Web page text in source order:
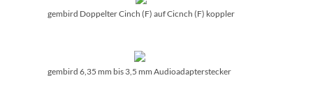
gembird Doppelter Cinch (F) auf Cicnch (F) koppler
gembird 6,35 mm bis 3,5 mm Audioadapterstecker